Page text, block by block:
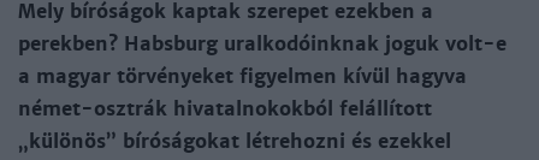
Mely bíróságok kaptak szerepet ezekben a
perekben? Habsburg ural­kodóinknak joguk volt-e
a magyar törvényeket figyel­men kívül hagyva
német-osztrák hivatalnokokból felállított
„különös” bíró­ságokat létrehozni és ezekkel